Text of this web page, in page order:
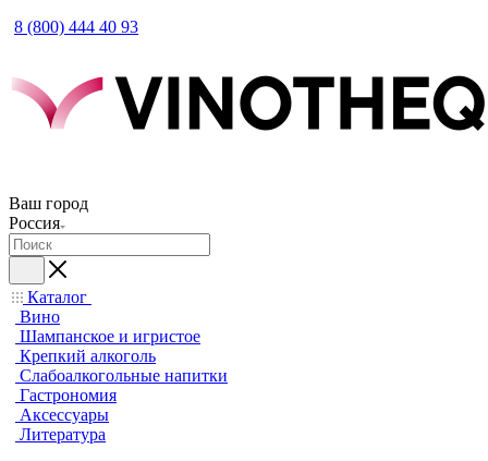
8 (800) 444 40 93
Ваш город
Россия
Каталог
Вино
Шампанское и игристое
Крепкий алкоголь
Слабоалкогольные напитки
Гастрономия
Аксессуары
Литература